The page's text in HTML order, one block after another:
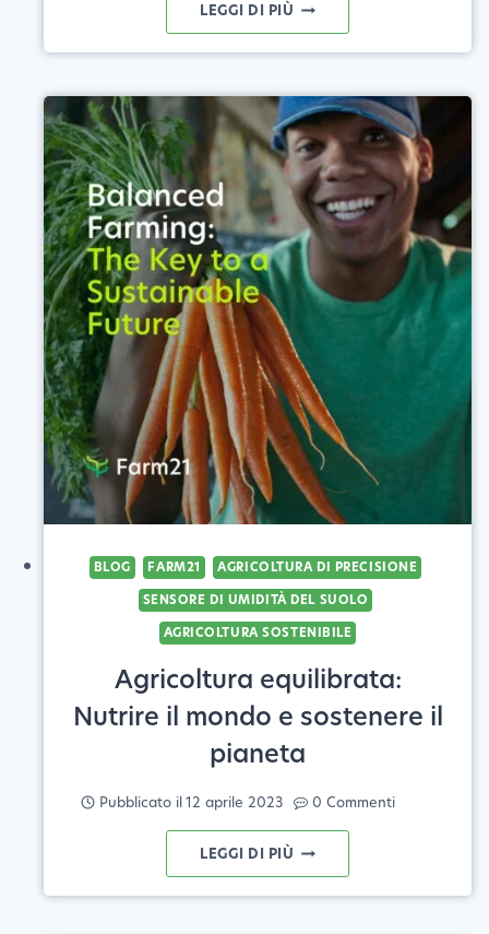
LEGGI DI PIÙ DATI
SATELLITARI
AGRICOLTURA:
TRASFORMA
LE
IMMAGINI
IN
PREZIOSE
INFORMAZIONI
BLOG FARM21
AGRICOLTURA DI PRECISIONE
SENSORE DI UMIDITÀ DEL SUOLO
AGRICOLTURA SOSTENIBILE
Agricoltura equilibrata:
Nutrire il mondo e sostenere il
pianeta
Pubblicato il12 aprile 2023 0 Commenti
LEGGI DI PIÙ AGRICOLTURA
EQUILIBRATA: